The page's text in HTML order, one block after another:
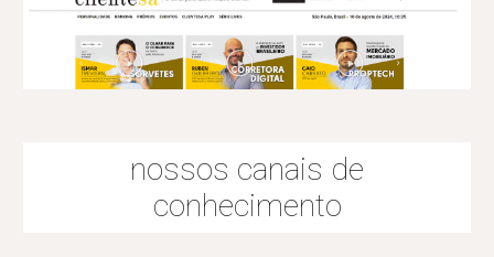
nossos canais de
conhecimento